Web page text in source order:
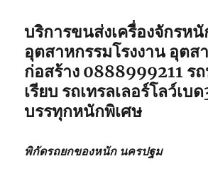
บริการขนส่งเครื่องจักรห
อุตสาหกรรมโรงงาน อุตส
ก่อสร้าง 0888999211 ร
เรียบ รถเทรลเลอร์โลว์เบ
บรรทุกหนักพิเศษ
พิกัดรถยกของหนัก นครปฐม